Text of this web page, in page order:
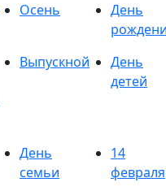
Осень
День
Выпускной
День
детей
День
семьи
14
февраля